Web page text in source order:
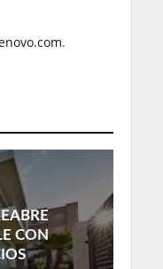
.
CON